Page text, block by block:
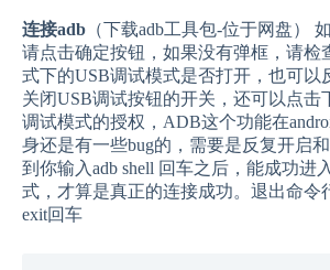
连接adb （下载adb工具包-位于网盘）
请点击确定按钮，如果没有弹框，请检
式下的USB调试模式是否打开，也可以
关闭USB调试按钮的开关，还可以点击
调试模式的授权，ADB这个功能在
身还是有一些bug的，需要是反复开启
到你输入adb shell 回车之后，能成功进
式，才算是真正的连接成功。退出命令
exit回车